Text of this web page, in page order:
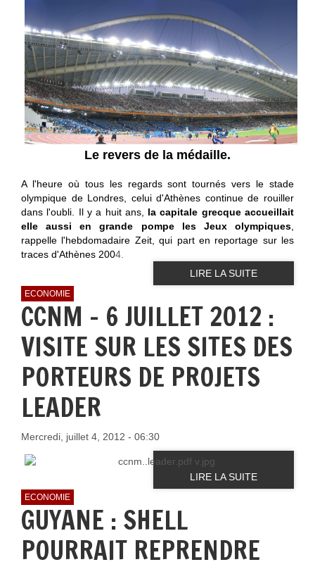
Le revers de la médaille.
A l'heure où tous les regards sont tournés vers le stade
olympique de Londres, celui d'Athènes continue de rouiller
dans l'oubli. Il y a huit ans, la capitale grecque accueillait
elle aussi en grande pompe les Jeux olympiques,
rappelle l'hebdomadaire Zeit, qui part en reportage sur les
traces d'Athènes 2004.
LIRE LA SUITE
ECONOMIE
CCNM - 6 JUILLET 2012 :
VISITE SUR LES SITES DES
PORTEURS DE PROJETS
LEADER
Mercredi, juillet 4, 2012 - 06:30
LIRE LA SUITE
ECONOMIE
GUYANE : SHELL
POURRAIT REPRENDRE